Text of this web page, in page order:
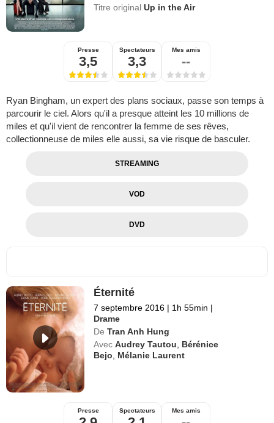
Titre originalUp in the Air
Presse
3,5
Spectateurs
3,3
Mes amis
--
Ryan Bingham, un expert des plans sociaux, passe son temps à
parcourir le ciel. Alors qu'il a presque atteint les 10 millions de
miles et qu'il vient de rencontrer la femme de ses rêves,
collectionneuse de miles elle aussi, sa vie risque de basculer.
STREAMING
VOD
DVD
Éternité
7 septembre 2016 | 1h 55min |
Drame
De Tran Anh Hung
Avec Audrey Tautou, Bérénice
Bejo, Mélanie Laurent
Presse Spectateurs Mes amis